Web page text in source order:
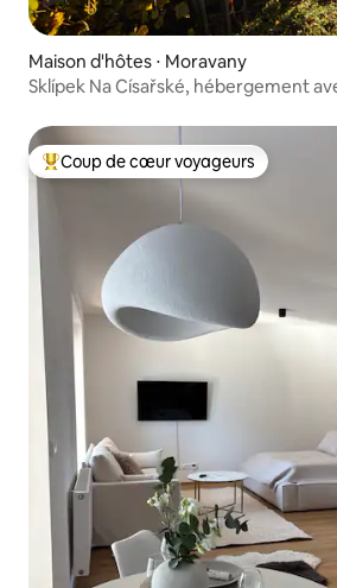
Maison d'hôtes ⋅ Moravany
Sklípek Na Císařské, hébergement
Coups de cœur voyageurs les plus
Coup de cœur voyageurs